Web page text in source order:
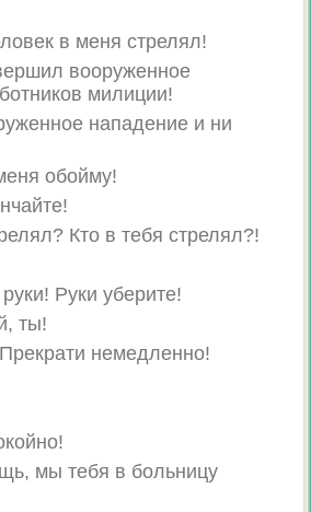
в меня стрелял!
вооруженное
милиции!
нападение и ни
обойму!
Кто в тебя стрелял?!
Руки уберите!
ты!
немедленно!
мы тебя в больницу